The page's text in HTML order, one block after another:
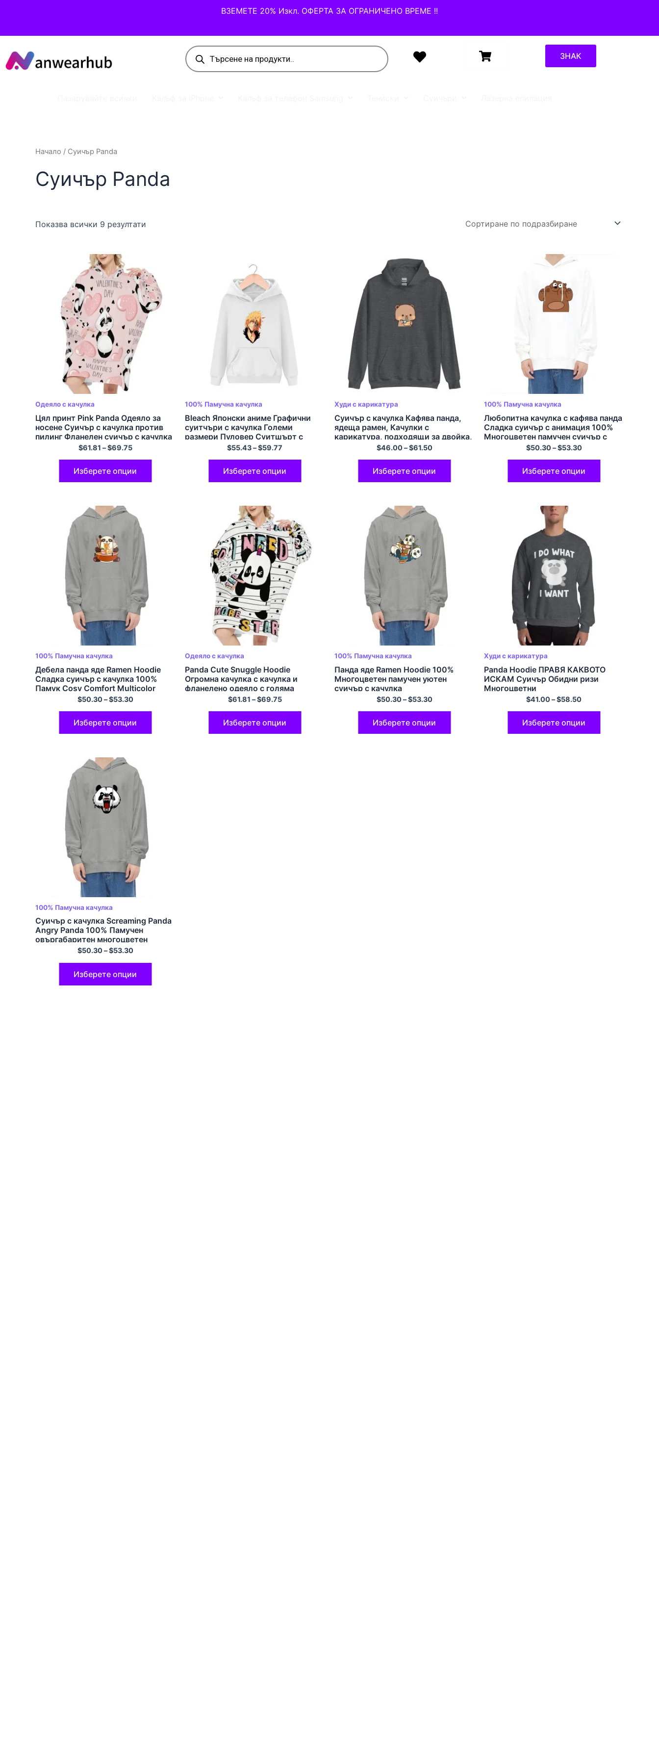
ВЗЕМЕТЕ 20% Изкл. ОФЕРТА ЗА ОГРАНИЧЕНО ВРЕМЕ !!
ЗНАК
Начало / Суичър Panda
Суичър Panda
Показва всички 9 резултати
Одеяло с качулка
Цял принт Pink Panda Одеяло за
носене Суичър с качулка против
пилинг Фланелен суичър с качулка
Голямо плюшено удобно одеяло с
$61.81 –$69.75
Изберете опции
100% Памучна качулка
Bleach Японски аниме Графични
суитчъри с качулка Големи
размери Пуловер Суитшърт с
качулка ЕС размер Суитчър с
Многоцветен
$55.43–$59.77
Изберете опции
Худи с карикатура
Суичър с качулка Кафява панда,
ядеща рамен, Качулки с
карикатура, подходящи за двойка,
многоцветни
$46.00–$61.50
Изберете опции
100% Памучна качулка
Любопитна качулка с кафява панда
Сладка суичър с анимация 100%
Многоцветен памучен суичър с
$50.30–$53.30
Изберете опции
100% Памучна качулка
Дебела панда яде Ramen Hoodie
Сладка суичър с качулка 100%
Памук Cosy Comfort Multicolor
$50.30–$53.30
Изберете опции
Одеяло с качулка
Panda Cute Snuggle Hoodie
Огромна качулка с качулка и
фланелено одеяло с голяма
качулка и големи джобове
$61.81 –$69.75
Изберете опции
100% Памучна качулка
Панда яде Ramen Hoodie 100%
Многоцветен памучен уютен
суичър с качулка
$50.30–$53.30
Изберете опции
Худи с карикатура
Panda Hoodie ПРАВЯ КАКВОТО
ИСКАМ Суичър Обидни ризи
Многоцветни
$41.00–$58.50
Изберете опции
100% Памучна качулка
Суичър с качулка Screaming Panda
Angry Panda 100% Памучен
овъргабаритен многоцветен
пуловер с качулка
$50.30–$53.30
Изберете опции